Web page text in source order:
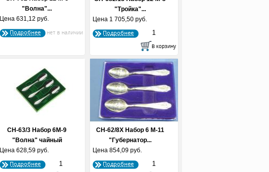
"Волна"...
Цена 631,12 руб.
Подробнее
"Тройка"...
Цена 1 705,50 руб.
Подробнее
СН-63/3 Набор 6М-9
"Волна" чайный
Цена 628,59 руб.
Подробнее
СН-62/8Х Набор 6 М-11
"Губернатор...
Цена 854,09 руб.
Подробнее